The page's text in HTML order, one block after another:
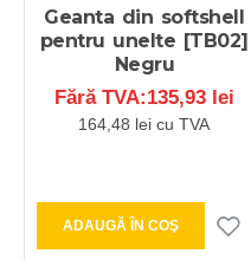
Geanta din softshell
pentru unelte [TB02]
Negru
Fără TVA:135,93 lei
164,48 lei cu TVA
ADAUGĂ ÎN COŞ